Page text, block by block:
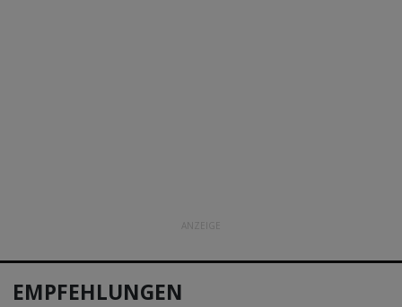
ANZEIGE
EMPFEHLUNGEN